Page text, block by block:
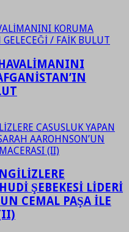
ŞEBEKESİ LİDERİ
CEMAL PAŞA İLE